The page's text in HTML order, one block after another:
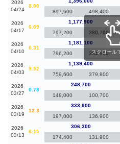
2026
04/24
8.00
897,600
498,400
2026
04/17
6.09
1,177,900
797,200
380,700
2026
04/10
6.31
1,181,100
796,200
384,900
2026
04/03
9.52
1,139,400
759,600
379,800
2026
03/27
0.78
248,700
148,000
100,700
2026
03/19
12.3
333,900
197,000
136,900
2026
03/13
6.15
306,300
174,400
131,900
スクロール